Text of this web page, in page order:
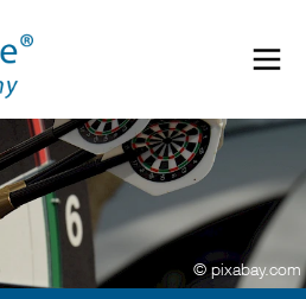
© pixabay.com